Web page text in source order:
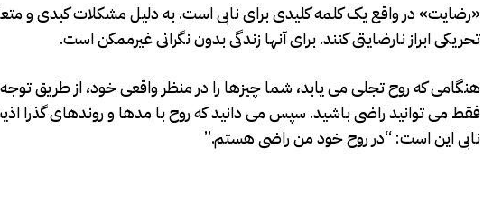
«رضایت» در واقع یک کلمه کلیدی برای نابی است. به دلیل مشکلات کبدی و
تحریکی ابراز نارضایتی کنند. برای آنها زندگی بدون نگرانی غیرممکن است.
هنگامی که روح تجلی می یابد، شما چیزها را در منظر واقعی خود، از طریق
فقط می توانید راضی باشید. سپس می دانید که روح با مدها و روندهای گذرا
نابی این است: “در روح خود من راضی هستم.”